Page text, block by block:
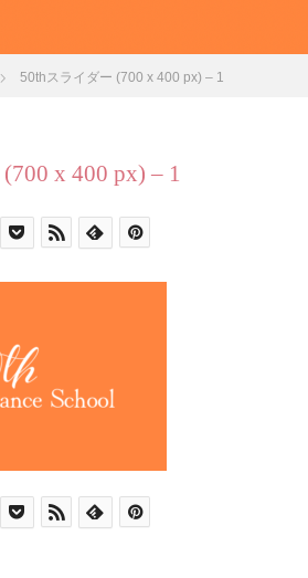
50thスライダー (700 x 400 px) – 1
x 400 px) – 1